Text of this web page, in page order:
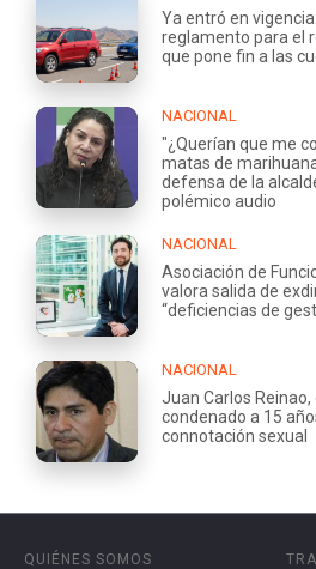
Ya entró en
reglamento para el
que pone fin a las
NACIONAL
"¿Querían que me
matas de
defensa de la
polémico audio
NACIONAL
Asociación de
valora salida de
“deficiencias de
NACIONAL
Juan Carlos
condenado a 15
connotación sexual
QUIÉNES SOMOS